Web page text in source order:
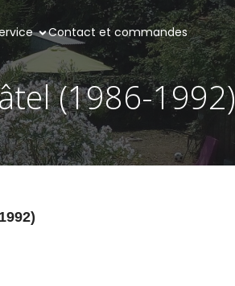
Contact et commandes
(1986-1992)